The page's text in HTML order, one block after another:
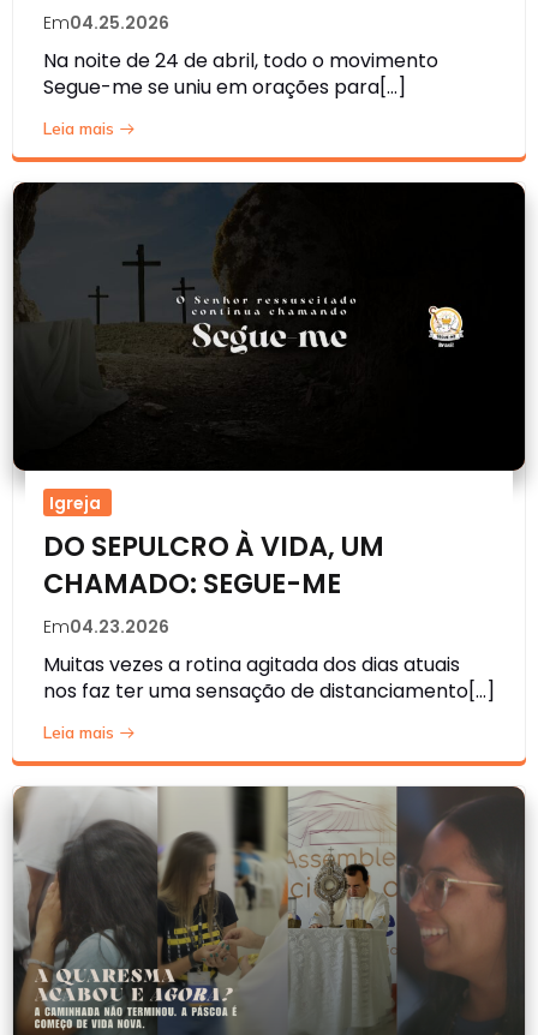
Em04.25.2026
Na noite de 24 de abril, todo o movimento
Segue-me se uniu em orações para[…]
Leia mais
Igreja
DO SEPULCRO À VIDA, UM
CHAMADO: SEGUE-ME
Em04.23.2026
Muitas vezes a rotina agitada dos dias atuais
nos faz ter uma sensação de distanciamento[…]
Leia mais